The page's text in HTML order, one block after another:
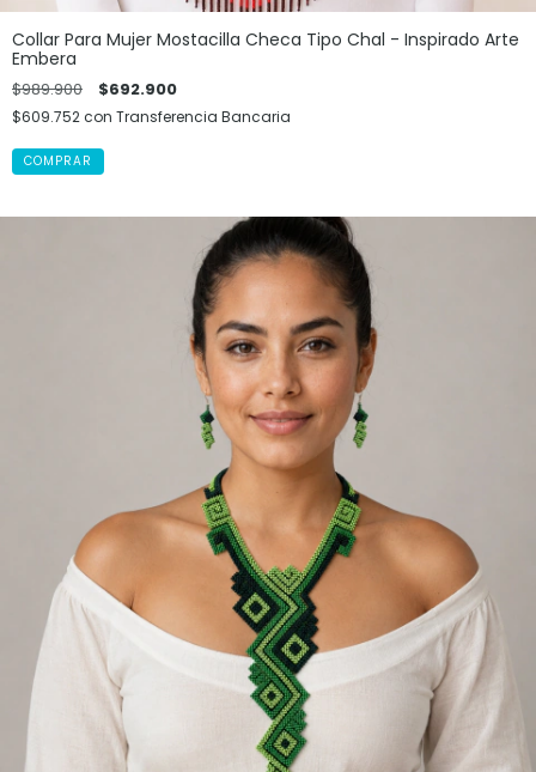
Collar Para Mujer Mostacilla Checa Tipo Chal - Inspirado Arte
Embera
$989.900 $692.900
$609.752con Transferencia Bancaria
COMPRAR